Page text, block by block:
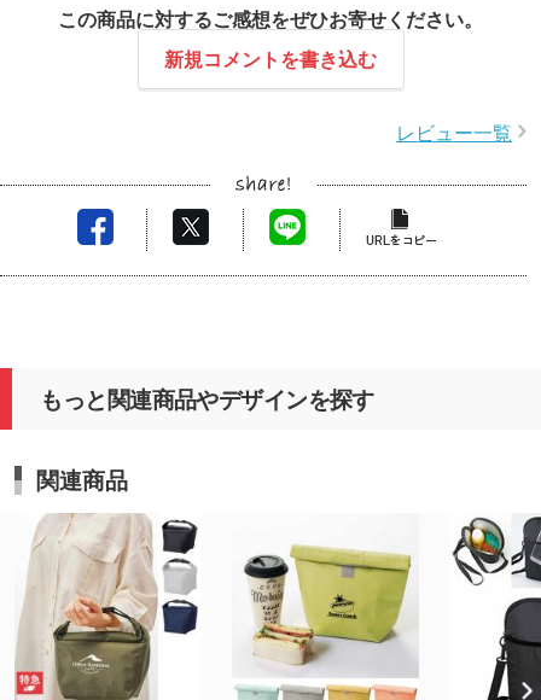
この商品に対するご感想をぜひお寄せください。
新規コメントを書き込む
レビュー一覧
もっと関連商品やデザインを探す
関連商品